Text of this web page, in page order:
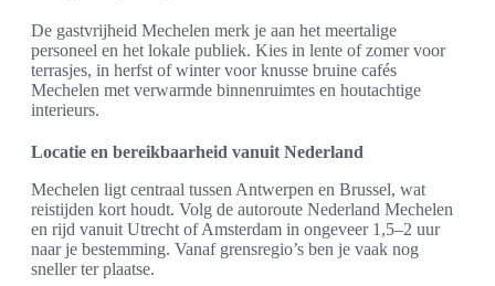
De gastvrijheid Mechelen merk je aan het meertalige
personeel en het lokale publiek. Kies in lente of zomer voor
terrasjes, in herfst of winter voor knusse bruine cafés
Mechelen met verwarmde binnenruimtes en houtachtige
interieurs.
Locatie en bereikbaarheid vanuit Nederland
Mechelen ligt centraal tussen Antwerpen en Brussel, wat
reistijden kort houdt. Volg de autoroute Nederland Mechelen
en rijd vanuit Utrecht of Amsterdam in ongeveer 1,5–2 uur
naar je bestemming. Vanaf grensregio’s ben je vaak nog
sneller ter plaatse.